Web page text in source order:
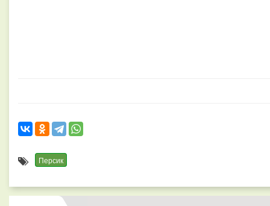
Персик